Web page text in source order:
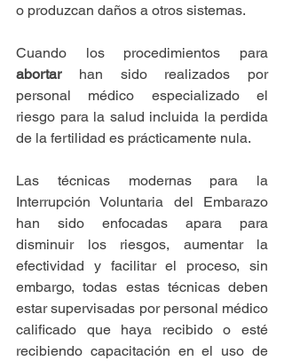
o produzcan daños a otros sistemas.
abortar han sido realizados por
personal médico especializado el
riesgo para la salud incluida la perdida
de la fertilidad es prácticamente nula.
Las técnicas modernas para la
Interrupción Voluntaria del Embarazo
han sido enfocadas apara para
disminuir los riesgos, aumentar la
efectividad y facilitar el proceso, sin
embargo, todas estas técnicas deben
estar supervisadas por personal médico
calificado que haya recibido o esté
recibiendo capacitación en el uso de